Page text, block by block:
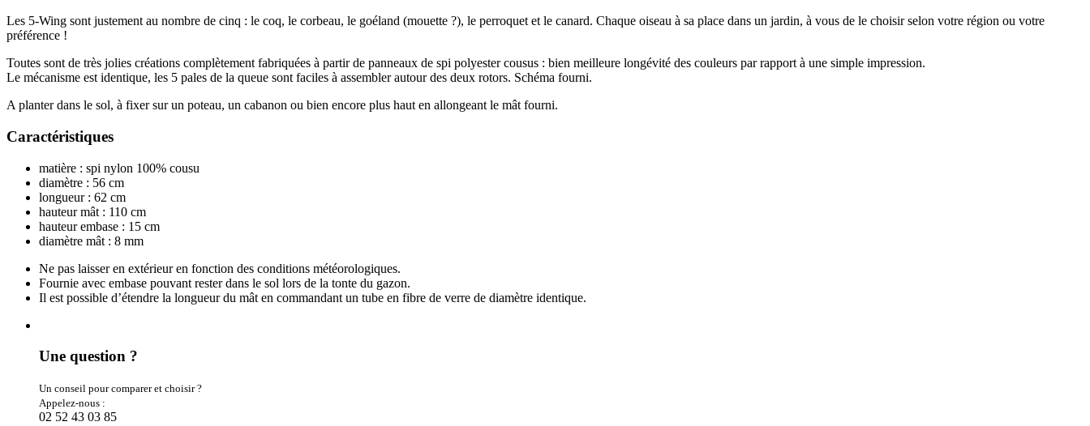
Les 5-Wing sont justement au nombre de cinq : le coq, le corbeau, le goéland (mouette ?), le perroquet et le canard. Chaque oiseau à sa place dans un jardin, à vous de le choisir selon votre région ou votre
préférence !
Toutes sont de très jolies créations complètement fabriquées à partir de panneaux de spi polyester cousus : bien meilleure longévité des couleurs par rapport à une simple impression.
Le mécanisme est identique, les 5 pales de la queue sont faciles à assembler autour des deux rotors. Schéma fourni.
A planter dans le sol, à fixer sur un poteau, un cabanon ou bien encore plus haut en allongeant le mât fourni.
Caractéristiques
matière : spi nylon 100% cousu
diamètre : 56 cm
longueur : 62 cm
hauteur mât : 110 cm
hauteur embase : 15 cm
diamètre mât : 8 mm
Ne pas laisser en extérieur en fonction des conditions météorologiques.
Fournie avec embase pouvant rester dans le sol lors de la tonte du gazon.
Il est possible d’étendre la longueur du mât en commandant un tube en fibre de verre de diamètre identique.
Une question ?
Un conseil pour comparer et choisir ?
Appelez-nous :
02 52 43 03 85